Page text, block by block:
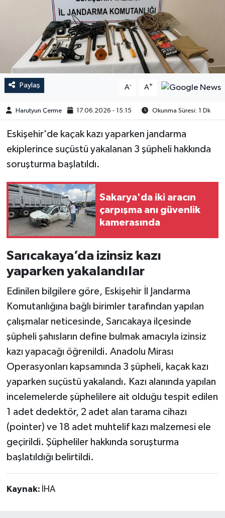
Paylaş A- A+
Harutyun Çerme 17.06.2026 - 15:15 Okunma Süresi: 1 Dk
Eskişehir'de kaçak kazı yaparken jandarma
ekiplerince suçüstü yakalanan 3 şüpheli hakkında
soruşturma başlatıldı.
Sakarya'da iki aracın
çarpışma anı güvenlik
kamerasında
Sarıcakaya’da izinsiz kazı
yaparken yakalandılar
Edinilen bilgilere göre, Eskişehir İl Jandarma
Komutanlığına bağlı birimler tarafından yapılan
çalışmalar neticesinde, Sarıcakaya ilçesinde
şüpheli şahısların define bulmak amacıyla izinsiz
kazı yapacağı öğrenildi. Anadolu Mirası
Operasyonları kapsamında 3 şüpheli, kaçak kazı
yaparken suçüstü yakalandı. Kazı alanında yapılan
incelemelerde şüphelilere ait olduğu tespit edilen
1 adet dedektör, 2 adet alan tarama cihazı
(pointer) ve 18 adet muhtelif kazı malzemesi ele
geçirildi. Şüpheliler hakkında soruşturma
başlatıldığı belirtildi.
Kaynak: İHA